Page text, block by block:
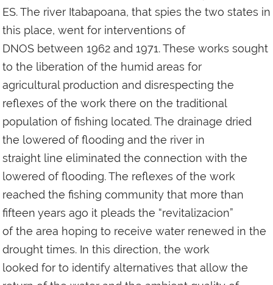
ES. The river Itabapoana, that spies the two states in
this place, went for interventions of
DNOS between 1962 and 1971. These works sought
to the liberation of the humid areas for
agricultural production and disrespecting the
reflexes of the work there on the traditional
population of fishing located. The drainage dried
the lowered of flooding and the river in
straight line eliminated the connection with the
lowered of flooding. The reflexes of the work
reached the fishing community that more than
fifteen years ago it pleads the “revitalizacion”
of the area hoping to receive water renewed in the
drought times. In this direction, the work
looked for to identify alternatives that allow the